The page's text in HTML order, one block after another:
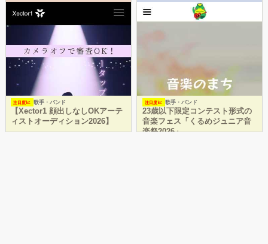
注目度 歌手・バンド
【Xector1 顔出しなしOKアーテ
ィストオーディション2026】
注目度 歌手・バンド
23歳以下限定コンテスト形式の
音楽フェス「くるめジュニア音
楽祭2026」